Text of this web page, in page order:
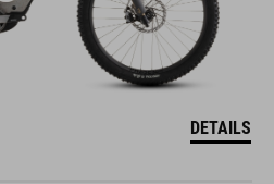
DETAILS